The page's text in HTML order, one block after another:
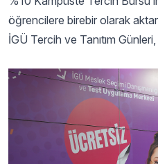
öğrencilere birebir olarak
İGÜ Tercih ve Tanıtım